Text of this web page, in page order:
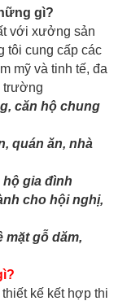
gì?
với xưởng sản
tôi cung cấp các
mỹ và tinh tế, đa
trường
căn hộ chung
quán ăn, nhà
hộ gia đình
cho hội nghị,
mặt gỗ dăm,
kế kết hợp thi